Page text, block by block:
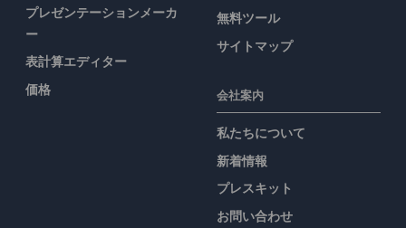
プレゼンテーションメーカ
ー
表計算エディター
価格
無料ツール
サイトマップ
会社案内
私たちについて
新着情報
プレスキット
お問い合わせ